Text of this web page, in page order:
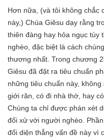
Hơn nữa, (và tôi không chắc
này,) Chúa Giêsu dạy rằng
thiên đàng hay hỏa ngục tùy
nghèo, đặc biệt là cách
thương nhất. Trong chương
Giêsu đã đặt ra tiêu chuẩn
những tiêu chuẩn này,
giới răn, có đi nhà thờ, hay
Chúng ta chỉ được phán xét
đối xử với người nghèo.
đối diện thẳng vấn đề này vì